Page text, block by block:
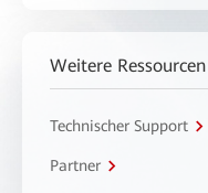
Weitere Ressourcen
Technischer Support
Partner